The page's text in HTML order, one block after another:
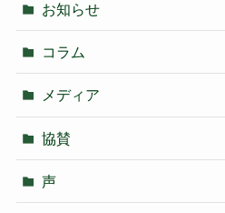
お知らせ
コラム
メディア
協賛
声